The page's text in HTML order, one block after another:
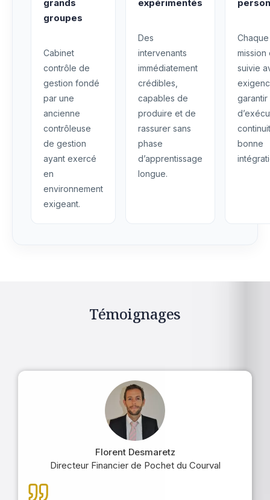
grands
groupes
Cabinet
contrôle de
gestion fondé
par une
ancienne
contrôleuse
de gestion
ayant exercé
en
environnement
exigeant.
expérimentés
Des
intervenants
immédiatement
crédibles,
capables de
produire et de
rassurer sans
phase
d’apprentissage
longue.
Chaque
mission
suivie
garantir
bonne
Témoignages
Florent Desmaretz
Directeur Financier de Pochet du Courval